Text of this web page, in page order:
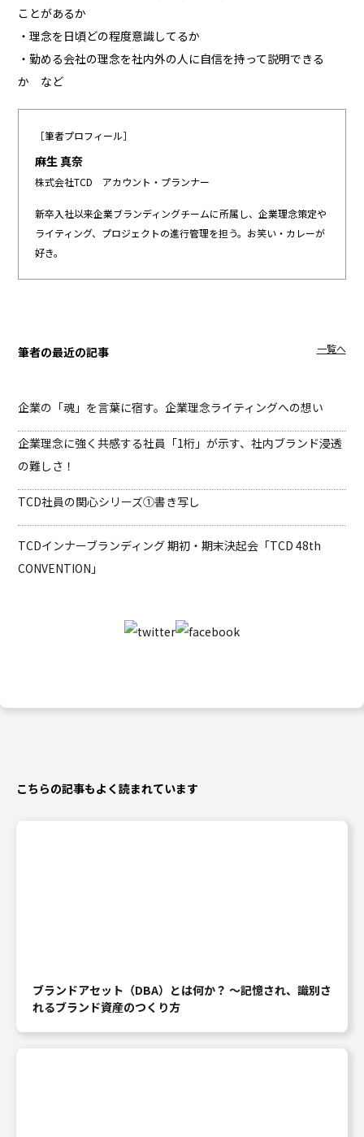
ことがあるか
・理念を日頃どの程度意識してるか
・勤める会社の理念を社内外の人に自信を持って説明できる
か など
［筆者プロフィール］
麻生 真奈
株式会社TCD アカウント・プランナー
新卒入社以来企業ブランディングチームに所属し、企業理念策定や
ライティング、プロジェクトの進行管理を担う。お笑い・カレーが
好き。
筆者の最近の記事 一覧へ
企業の「魂」を言葉に宿す。企業理念ライティングへの想い
企業理念に強く共感する社員「1桁」が示す、社内ブランド浸透
の難しさ！
TCD社員の関心シリーズ①書き写し
TCDインナーブランディング期初・期末決起会「TCD 48th
CONVENTION」
こちらの記事もよく読まれています
ブランドアセット（DBA）とは何か？ ～記憶され、識別さ
れるブランド資産のつくり方